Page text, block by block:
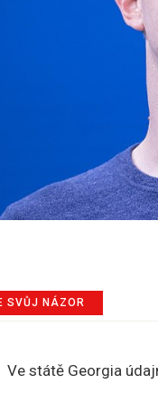
SVŮJ NÁZOR
Ve státě Georgia